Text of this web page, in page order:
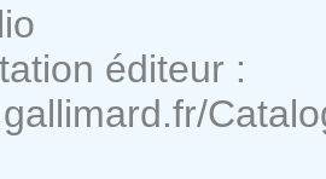
éditeur :